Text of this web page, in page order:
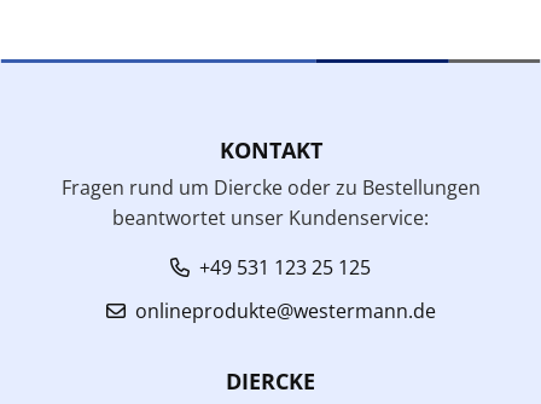
KONTAKT
Fragen rund um Diercke oder zu Bestellungen
beantwortet unser Kundenservice:
+49 531 123 25 125
onlineprodukte@westermann.de
DIERCKE